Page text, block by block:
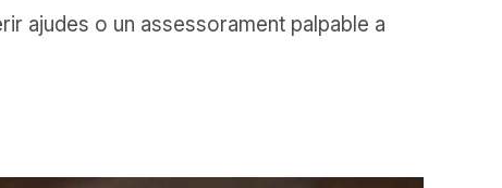
ajudes o un assessorament palpable a